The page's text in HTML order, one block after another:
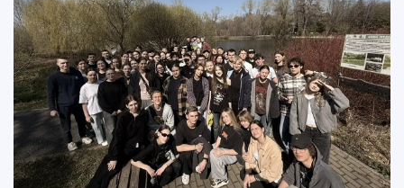
Международный межвузовский кампус
Сведения об образовательной организации
Официальные документы